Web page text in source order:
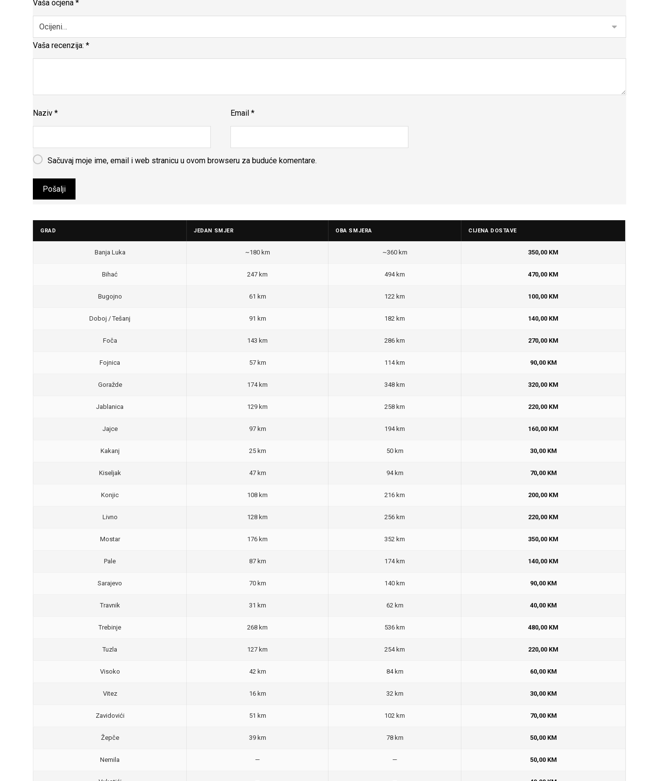
Vaša ocjena*
Vaša recenzija:*
Naziv* Email*
Sačuvaj moje ime, email i web stranicu u ovom browseru za buduće komentare.
GRAD JEDAN SMJER OBA SMJERA CIJENA DOSTAVE
Banja Luka ~180 km ~360 km 350,00 KM
Bihać 247 km 494 km 470,00 KM
Bugojno 61 km 122 km 100,00 KM
Doboj / Tešanj 91 km 182 km 140,00 KM
Foča 143 km 286 km 270,00 KM
Fojnica 57 km 114 km 90,00 KM
Goražde 174 km 348 km 320,00 KM
Jablanica 129 km 258 km 220,00 KM
Jajce 97 km 194 km 160,00 KM
Kakanj 25 km 50 km 30,00 KM
Kiseljak 47 km 94 km 70,00 KM
Konjic 108 km 216 km 200,00 KM
Livno 128 km 256 km 220,00 KM
Mostar 176 km 352 km 350,00 KM
Pale 87 km 174 km 140,00 KM
Sarajevo 70 km 140 km 90,00 KM
Travnik 31 km 62 km 40,00 KM
Trebinje 268 km 536 km 480,00 KM
Tuzla 127 km 254 km 220,00 KM
Visoko 42 km 84 km 60,00 KM
Vitez 16 km 32 km 30,00 KM
Zavidovići 51 km 102 km 70,00 KM
Žepče 39 km 78 km 50,00 KM
Nemila — — 50,00 KM